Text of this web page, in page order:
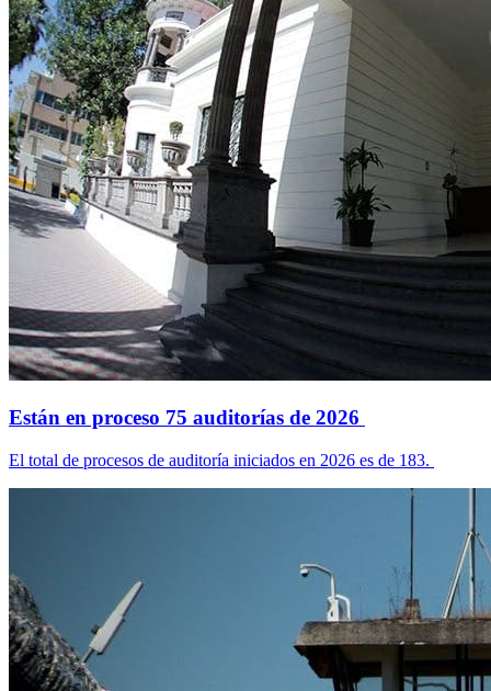
Están en proceso 75 auditorías de 2026
El total de procesos de auditoría iniciados en 2026 es de 183.